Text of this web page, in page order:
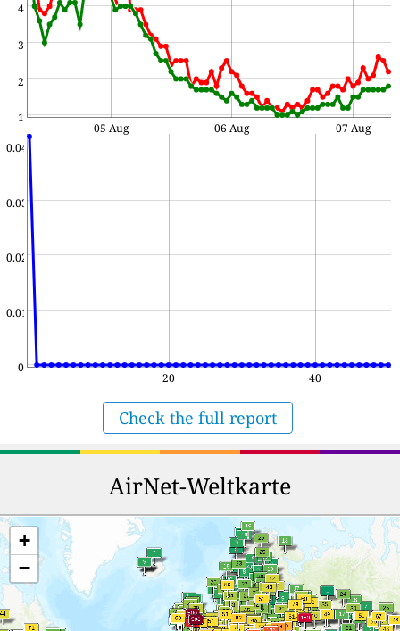
1
2
3
4
05 Aug 06 Aug 07 Aug
0
0.01
0.02
0.03
0.04
20 40
Check the full report
AirNet-Weltkarte
+
−